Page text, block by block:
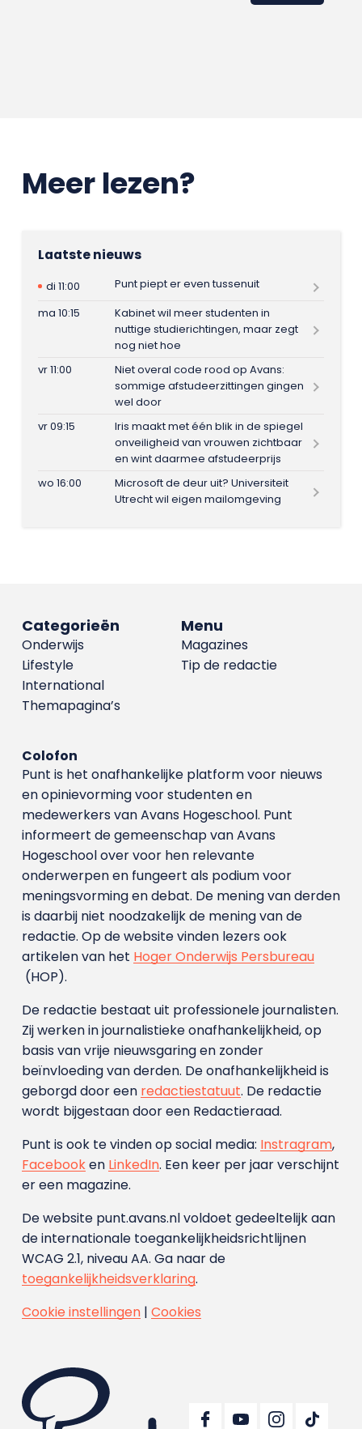
Meer lezen?
Laatste nieuws
di 11:00
Punt piept er even tussenuit
ma 10:15
Kabinet wil meer studenten in
nuttige studierichtingen, maar zegt
nog niet hoe
vr 11:00
Niet overal code rood op Avans:
sommige afstudeerzittingen gingen
wel door
vr 09:15
Iris maakt met één blik in de spiegel
onveiligheid van vrouwen zichtbaar
en wint daarmee afstudeerprijs
wo 16:00
Microsoft de deur uit? Universiteit
Utrecht wil eigen mailomgeving
Menu
Magazines
Tip de redactie
Categorieën
Onderwijs
Lifestyle
International
Themapagina’s
Colofon
Punt is het onafhankelijke platform voor nieuws
en opinievorming voor studenten en
medewerkers van Avans Hoge­school. Punt
informeert de gemeenschap van Avans
Hogeschool over voor hen relevante
onderwerpen en fungeert als podium voor
meningsvorming en debat. De mening van derden
is daarbij niet noodzakelijk de mening van de
redactie. Op de website vinden lezers ook
artikelen van het Hoger Onderwijs Persbureau
(HOP).
De redactie bestaat uit professionele journalisten.
Zij werken in journalistieke onafhankelijkheid, op
basis van vrije nieuwsgaring en zonder
beïnvloeding van derden. De onafhankelijkheid is
geborgd door een redactiestatuut. De redactie
wordt bijgestaan door een Redactieraad.
Punt is ook te vinden op social media: Instragram,
Facebooken LinkedIn. Een keer per jaar verschijnt
er een magazine.
De website punt.avans.nl voldoet gedeeltelijk aan
de internationale toegankelijkheidsrichtlijnen
WCAG 2.1, niveau AA. Ga naar de
toegankelijkheidsverklaring.
Cookie instellingen| Cookies